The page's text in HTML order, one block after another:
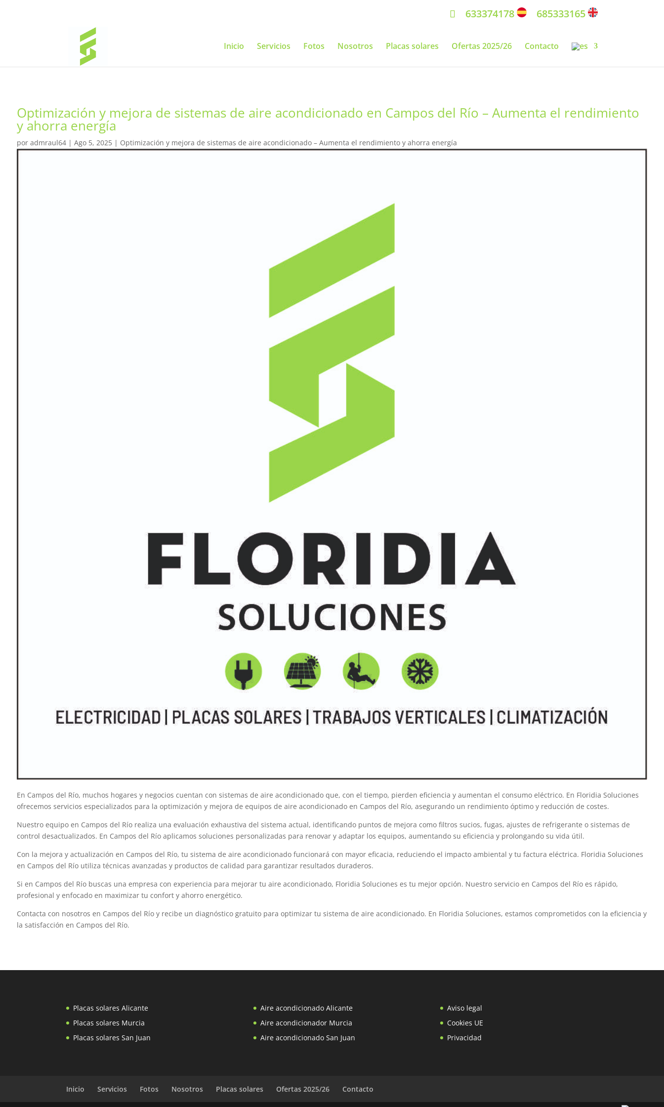
633374178 685333165
Inicio Servicios Fotos Nosotros Placas solares Ofertas 2025/26 Contacto
Optimización y mejora de sistemas de aire acondicionado en Campos del Río – Aumenta el rendimiento
y ahorra energía
por admraul64| Ago 5, 2025| Optimización y mejora de sistemas de aire acondicionado – Aumenta el rendimiento y ahorra energía
En Campos del Río, muchos hogares y negocios cuentan con sistemas de aire acondicionado que, con el tiempo, pierden eficiencia y aumentan el consumo eléctrico. En Floridia Soluciones
ofrecemos servicios especializados para la optimización y mejora de equipos de aire acondicionado en Campos del Río, asegurando un rendimiento óptimo y reducción de costes.
Nuestro equipo en Campos del Río realiza una evaluación exhaustiva del sistema actual, identificando puntos de mejora como filtros sucios, fugas, ajustes de refrigerante o sistemas de
control desactualizados. En Campos del Río aplicamos soluciones personalizadas para renovar y adaptar los equipos, aumentando su eficiencia y prolongando su vida útil.
Con la mejora y actualización en Campos del Río, tu sistema de aire acondicionado funcionará con mayor eficacia, reduciendo el impacto ambiental y tu factura eléctrica. Floridia Soluciones
en Campos del Río utiliza técnicas avanzadas y productos de calidad para garantizar resultados duraderos.
Si en Campos del Río buscas una empresa con experiencia para mejorar tu aire acondicionado, Floridia Soluciones es tu mejor opción. Nuestro servicio en Campos del Río es rápido,
profesional y enfocado en maximizar tu confort y ahorro energético.
Contacta con nosotros en Campos del Río y recibe un diagnóstico gratuito para optimizar tu sistema de aire acondicionado. En Floridia Soluciones, estamos comprometidos con la eficiencia y
la satisfacción en Campos del Río.
Placas solares Alicante
Placas solares Murcia
Placas solares San Juan
Aire acondicionado Alicante
Aire acondicionador Murcia
Aire acondicionado San Juan
Aviso legal
Cookies UE
Privacidad
Inicio Servicios Fotos Nosotros Placas solares Ofertas 2025/26 Contacto